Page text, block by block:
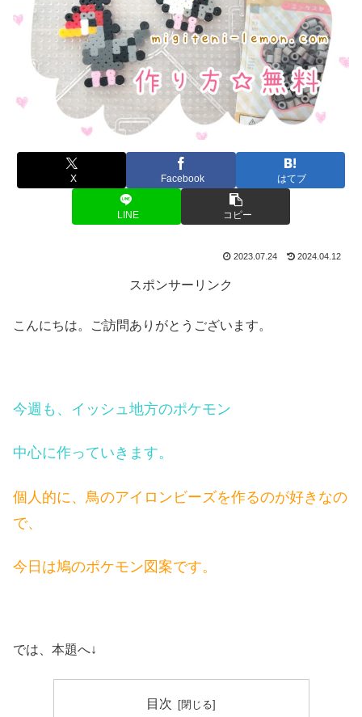
X Facebook はてブ
LINE コピー
2023.07.24 2024.04.12
スポンサーリンク
こんにちは。ご訪問ありがとうございます。
今週も、 イッシュ地方のポケモン
中心に作っていきます。
個人的に、鳥のアイロンビーズを作るのが好きなの
で、
今日は鳩のポケモン図案です。
では、本題へ↓
目次